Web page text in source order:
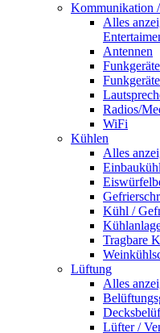
Kommunikation
Alles
Antennen
Funkgeräte
Radios/
WiFi
Kühlen
Alles
Kühl /
Tragbare
Lüftung
Alles
Lüfter /